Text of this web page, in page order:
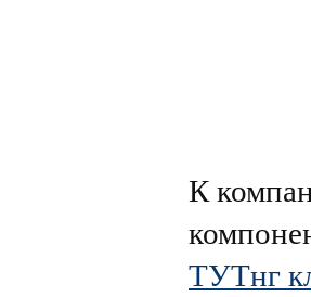
К
ТУТнг